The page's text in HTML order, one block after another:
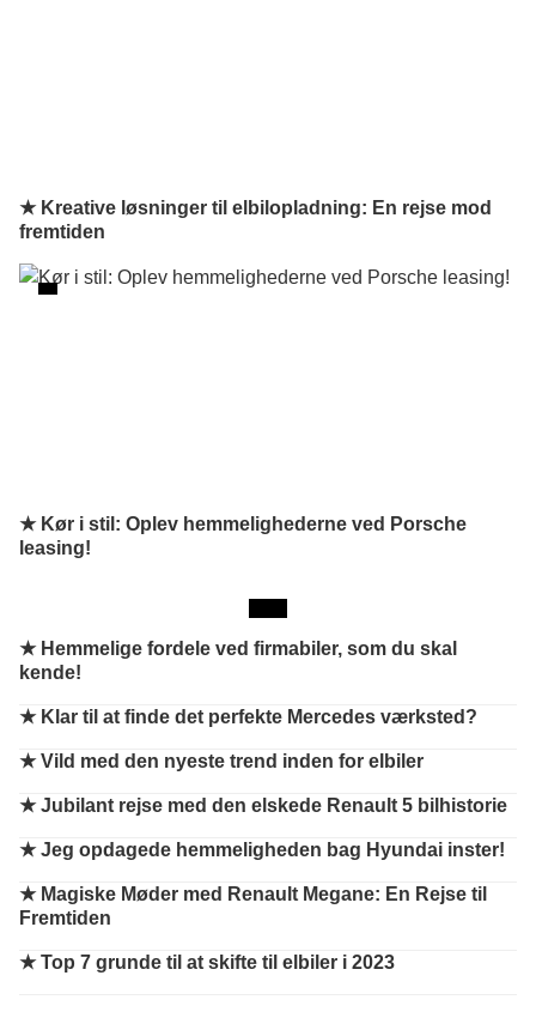
★ Kreative løsninger til elbilopladning: En rejse mod
fremtiden
★ Kør i stil: Oplev hemmelighederne ved Porsche
leasing!
★ Hemmelige fordele ved firmabiler, som du skal
kende!
★ Klar til at finde det perfekte Mercedes værksted?
★Vild med den nyeste trend inden for elbiler
★Jubilant rejse med den elskede Renault 5 bilhistorie
★Jeg opdagede hemmeligheden bag Hyundai inster!
★ Magiske Møder med Renault Megane: En Rejse til
Fremtiden
★Top 7 grunde til at skifte til elbiler i 2023